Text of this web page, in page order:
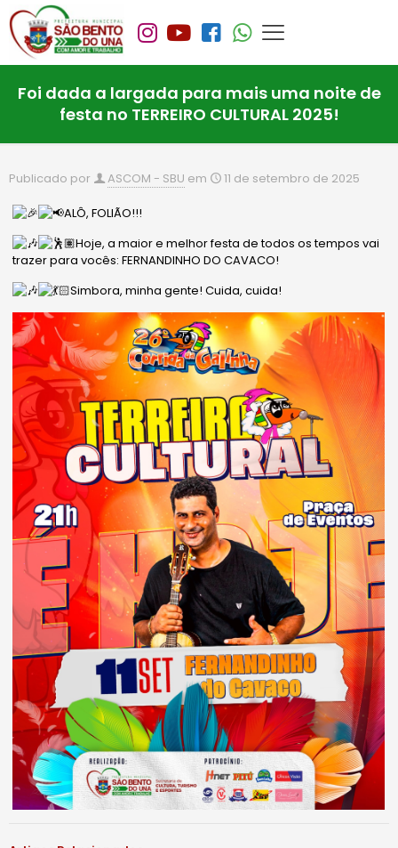
Foi dada a largada para mais uma noite de
festa no TERREIRO CULTURAL 2025!
Publicado por ASCOM - SBU em 11 de setembro de 2025
ALÔ, FOLIÃO!!!
Hoje, a maior e melhor festa de todos os tempos vai
trazer para vocês: FERNANDINHO DO CAVACO!
Simbora, minha gente! Cuida, cuida!